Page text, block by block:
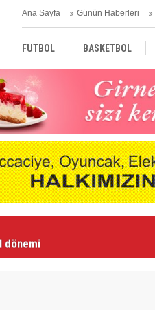
Ana Sayfa Günün Haberleri
FUTBOL BASKETBOL
TÜRKİYE AVRUPA
dönemi